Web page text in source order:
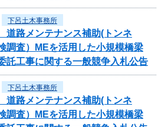
下呂土木事務所
道路メンテナンス補助(トンネ
調査）MEを活用した小規模橋梁
託工事に関する一般競争入札公告
下呂土木事務所
道路メンテナンス補助(トンネ
調査）MEを活用した小規模橋梁